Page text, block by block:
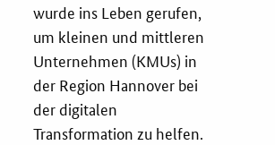
E-Learning
KOINNOvationsplatz
Praxisbeispiele
wurde ins Leben gerufen,
um kleinen und mittleren
Unternehmen (KMUs) in
der Region Hannover bei
der digitalen
Transformation zu helfen.